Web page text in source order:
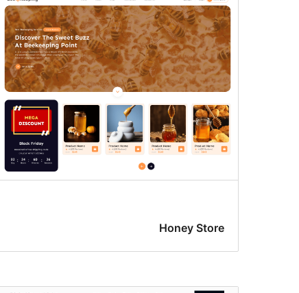
Honey Store